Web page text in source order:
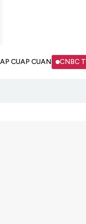
CUAP CUAN CNBC